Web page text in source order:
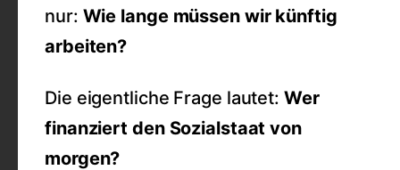
nur: Wie lange müssen wir künftig
arbeiten?
Die eigentliche Frage lautet: Wer
finanziert den Sozialstaat von
morgen?